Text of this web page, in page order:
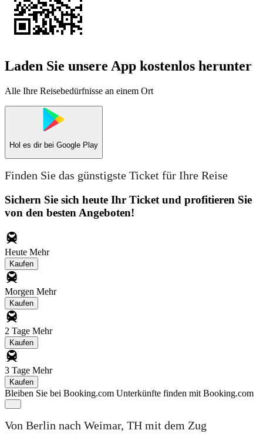
Laden Sie unsere App kostenlos herunter
Alle Ihre Reisebedürfnisse an einem Ort
Hol es dir bei Google Play
Finden Sie das günstigste Ticket für Ihre Reise
Sichern Sie sich heute Ihr Ticket und profitieren Sie
von den besten Angeboten!
Heute Mehr
Kaufen
Morgen Mehr
Kaufen
2 Tage Mehr
Kaufen
3 Tage Mehr
Kaufen
Bleiben Sie bei Booking.com Unterkünfte finden mit Booking.com
Von Berlin nach Weimar, TH mit dem Zug